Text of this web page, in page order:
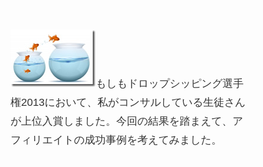
もしもドロップシッピング選手
権2013において、私がコンサルしている生徒さん
が上位入賞しました。今回の結果を踏まえて、ア
フィリエイトの成功事例を考えてみました。